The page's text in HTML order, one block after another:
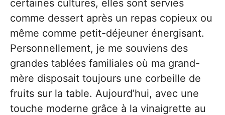
certaines cultures, elles sont servies
comme dessert après un repas copieux ou
même comme petit-déjeuner énergisant.
Personnellement, je me souviens des
grandes tablées familiales où ma grand-
mère disposait toujours une corbeille de
fruits sur la table. Aujourd’hui, avec une
touche moderne grâce à la vinaigrette au